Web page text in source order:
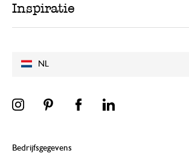
NL
Inspiratie
Bedrijfsgegevens